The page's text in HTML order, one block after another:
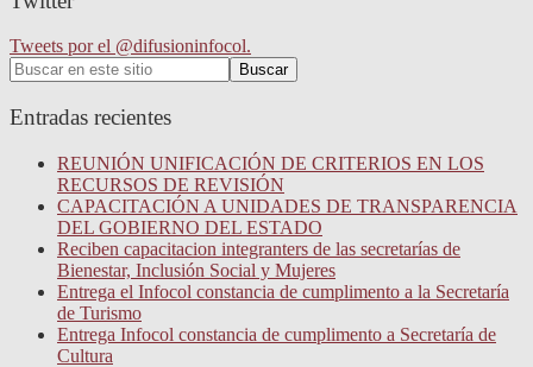
Tweets por el @difusioninfocol.
Search
for:
Buscar
Entradas recientes
REUNIÓN UNIFICACIÓN DE CRITERIOS EN LOS
RECURSOS DE REVISIÓN
CAPACITACIÓN A UNIDADES DE TRANSPARENCIA
DEL GOBIERNO DEL ESTADO
Reciben capacitacion integranters de las secretarías de
Bienestar, Inclusión Social y Mujeres
Entrega el Infocol constancia de cumplimento a la Secretaría
de Turismo
Entrega Infocol constancia de cumplimento a Secretaría de
Cultura